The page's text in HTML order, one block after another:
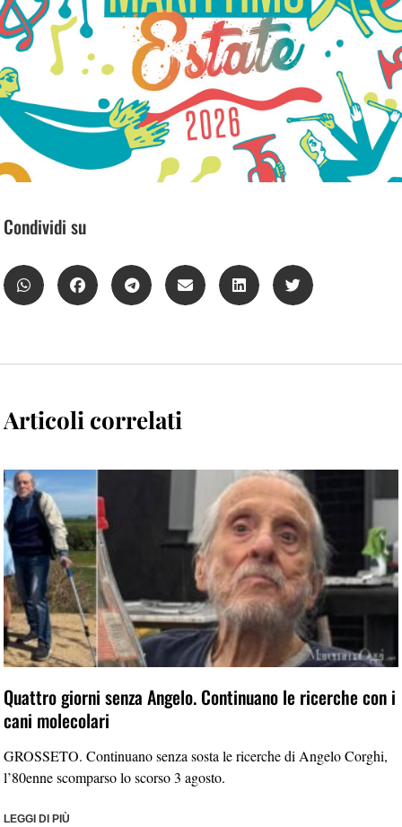
Condividi su
Articoli correlati
Quattro giorni senza Angelo. Continuano le ricerche con i
cani molecolari
GROSSETO. Continuano senza sosta le ricerche di Angelo Corghi,
l’80enne scomparso lo scorso 3 agosto.
LEGGI DI PIÙ